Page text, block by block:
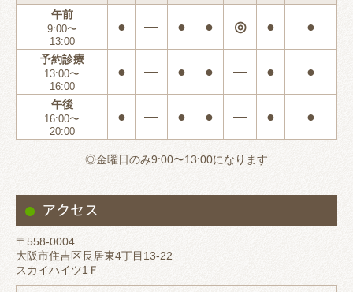
午前
9:00〜
13:00
● ― ● ● ◎ ● ●
予約診療
13:00〜
16:00
● ― ● ● ― ● ●
午後
16:00〜
20:00
● ― ● ● ― ● ●
◎金曜日のみ9:00〜13:00になります
アクセス
〒558-0004
大阪市住吉区長居東4丁目13-22
スカイハイツ1Ｆ